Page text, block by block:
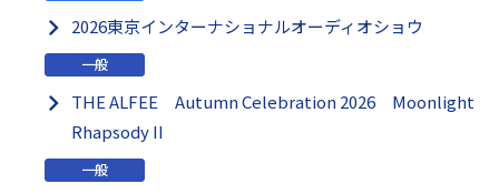
2026東京インターナショナルオーディオショウ
一般
THE ALFEE Autumn Celebration 2026 Moonlight
Rhapsody II
一般